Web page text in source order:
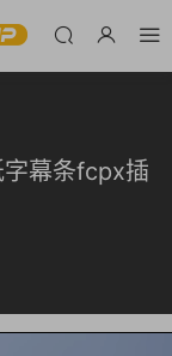
幕条fcpx插